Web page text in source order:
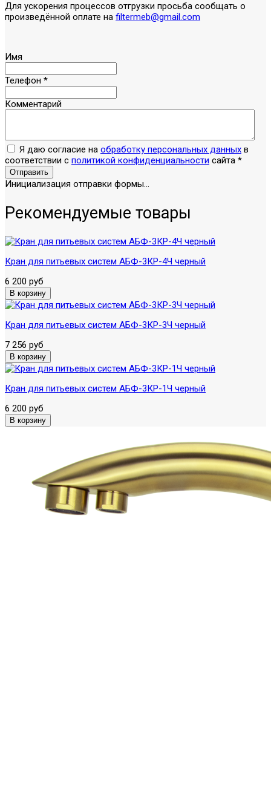
Для ускорения процессов отгрузки просьба сообщать о
произведённой оплате на filtermeb@gmail.com
Имя
Телефон *
Комментарий
Я даю согласие на обработку персональных данных в
соответствии с политикой конфиденциальности сайта *
Отправить
Инициализация отправки формы...
Рекомендуемые товары
Кран для питьевых систем АБФ-3КР-4Ч черный
6 200 руб
Кран для питьевых систем АБФ-3КР-3Ч черный
7 256 руб
Кран для питьевых систем АБФ-3КР-1Ч черный
6 200 руб